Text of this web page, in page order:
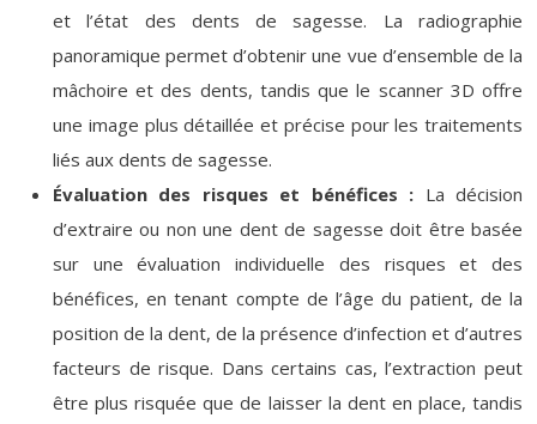
et l’état des dents de sagesse. La radiographie
panoramique permet d’obtenir une vue d’ensemble de la
mâchoire et des dents, tandis que le scanner 3D offre
une image plus détaillée et précise pour les traitements
liés aux dents de sagesse.
Évaluation des risques et bénéfices : La décision
d’extraire ou non une dent de sagesse doit être basée
sur une évaluation individuelle des risques et des
bénéfices, en tenant compte de l’âge du patient, de la
position de la dent, de la présence d’infection et d’autres
facteurs de risque. Dans certains cas, l’extraction peut
être plus risquée que de laisser la dent en place, tandis